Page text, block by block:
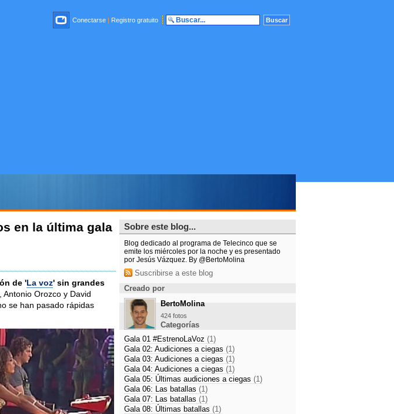
Conectarse | Registro gratuito
en la última gala
de 'La voz' sin grandes
Orozco y David
se han pasado rápidas
Sobre este blog...
Blog dedicado al programa de Telecinco que se
emite los miércoles por la noche y es presentado
por Jesús Vázquez. By @BertoMolina
Suscribirse a este blog
Creado por
BertoMolina
424 fotos
Categorías
Gala 01 #EstrenoLaVoz (1)
Gala 02: Audiciones a ciegas (1)
Gala 03: Audiciones a ciegas (1)
Gala 04: Audiciones a ciegas (1)
Gala 05: Últimas audiciones a ciegas (1)
Gala 06: Las batallas (1)
Gala 07: Las batallas (1)
Gala 08: Últimas batallas (1)